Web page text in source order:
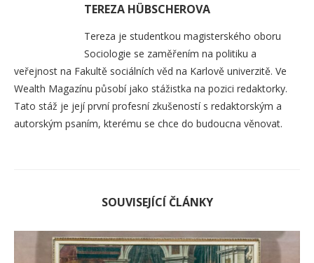
TEREZA HÜBSCHEROVA
Tereza je studentkou magisterského oboru
Sociologie se zaměřením na politiku a
veřejnost na Fakultě sociálních věd na Karlově univerzitě. Ve
Wealth Magazínu působí jako stážistka na pozici redaktorky.
Tato stáž je její první profesní zkušeností s redaktorským a
autorským psaním, kterému se chce do budoucna věnovat.
SOUVISEJÍCÍ ČLÁNKY